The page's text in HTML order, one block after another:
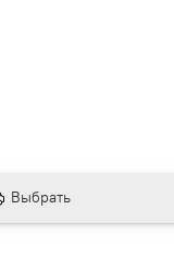
Выбрать